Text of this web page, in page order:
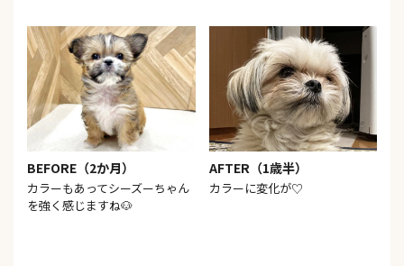
BEFORE（2か月）
カラーもあってシーズーちゃん
を強く感じますね🐶
AFTER（1歳半）
カラーに変化が♡